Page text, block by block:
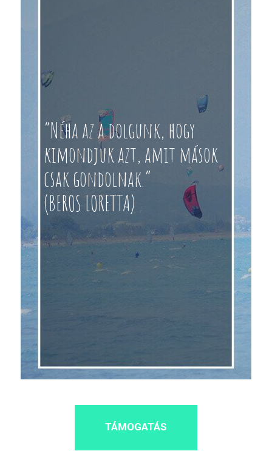
“Néha az a dolgunk, hogy
kimondjuk azt, amit mások
csak gondolnak.”
(BEROS LORETTA)
TÁMOGATÁS